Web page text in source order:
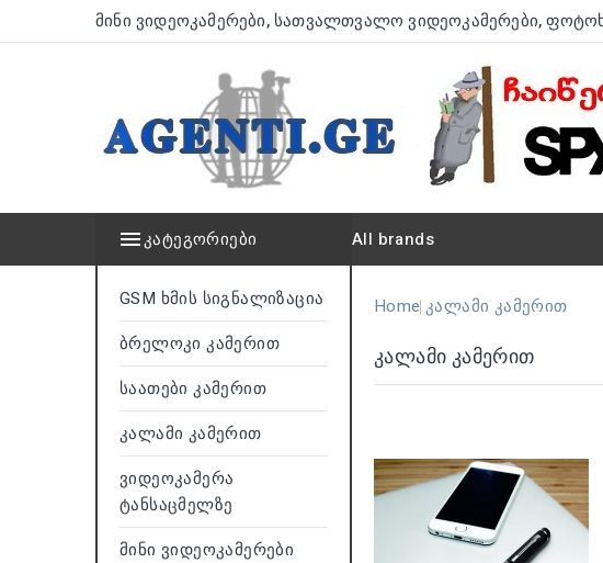
Მინი Ვიდეოკამერები, Სათვალთვალო Ვიდეოკამერები,
All brands
Კატეგორიები
GSM Ხმის Სიგნალიზაცია
Ბრელოკი Კამერით
Საათები Კამერით
Კალამი Კამერით
Ვიდეოკამერა
Ტანსაცმელზე
Მინი Ვიდეოკამერები
Home Კალამი Კამერით
Კალამი Კამერით